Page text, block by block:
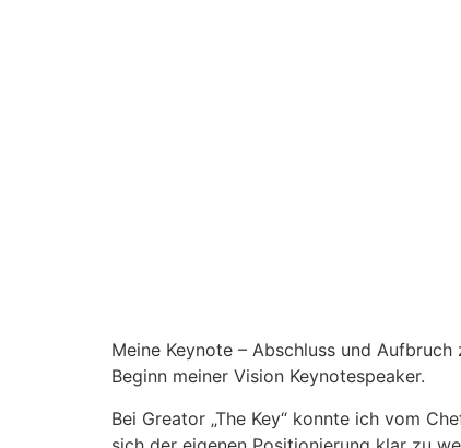
Meine Keynote – Abschluss und
Beginn meiner Vision Keynotespeaker.
Bei Greator „The Key“ konnte ich vom